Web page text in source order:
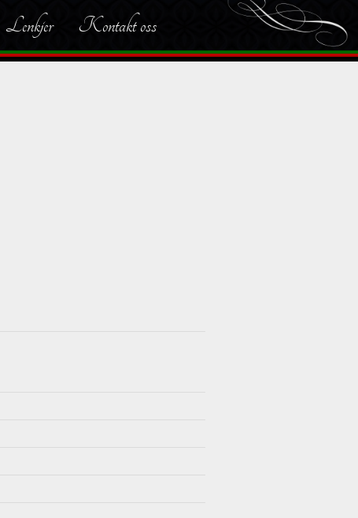
Lenkjer Kontakt oss